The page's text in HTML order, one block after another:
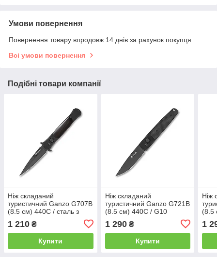
Умови повернення
Повернення товару впродовж 14 днів за рахунок покупця
Всі умови повернення
Подібні товари компанії
Ніж складаний
туристичний Ganzo G707В
(8.5 см) 440C / сталь з
1 210 ₴
Купити
Ніж складаний
туристичний Ganzo G721В
(8.5 см) 440C / G10
1 290₴
Купити
Ніж
(8.5
1